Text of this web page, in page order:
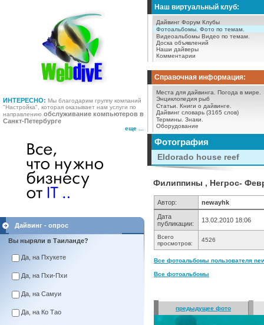
ИНТЕРЕСНО: Мы благодарим группу компаний
"Настройка", которая оказывает нам услуги по
направлению обслуживание компьютеров в
Санкт-Петербурге
еще ...
Наш виртуальный клуб:
Дайвинг Форум Клубы
Фотоальбомы. Фото по темам.
Видеоальбомы Видео по темам.
Доска объявлений
Наши дайверы
Комментарии
Справочная информация:
Места для дайвинга.
Погода в мире.
Энциклопедия рыб
Статьи.
Книги о дайвинге.
Дайвинг словарь (3165 слов)
Термины. Знаки.
Оборудование
Дайвинг - опрос
Вы ныряли в Таиланде?
Да, на Пхукете
Да, на Пхи-Пхи
Да, на Самуи
Да, на Ко Тао
Фотография
Eldorado house reef
Филиппины , Негрос-
Автор:
newayhk
Дата
публикации:
13.02.2010 18:06
Всего
просмотров:
4526
Все фотоальбомы пользователя
Все фотоальбомы
предыдущее фото